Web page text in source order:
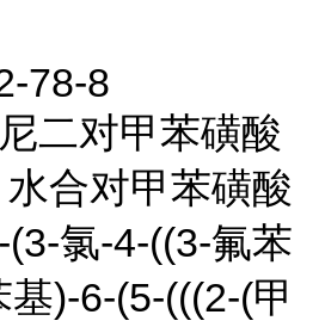
78-8
二对甲苯磺酸
合对甲苯磺酸
氯-4-((3-氟苯
)-6-(5-(((2-(甲